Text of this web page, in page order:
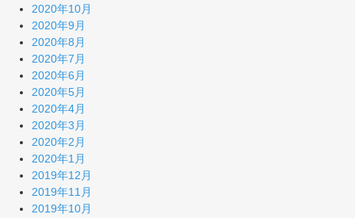
2020年10月
2020年9月
2020年8月
2020年7月
2020年6月
2020年5月
2020年4月
2020年3月
2020年2月
2020年1月
2019年12月
2019年11月
2019年10月